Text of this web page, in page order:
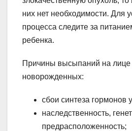
них нет необходимости. Для
процесса следите за
ребенка.
Причины высыпаний на лице
новорожденных:
сбои синтеза
наследственность,
предрасположенность;